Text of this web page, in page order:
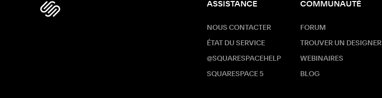
ASSISTANCE
NOUS CONTACTER
ÉTAT DU SERVICE
@SQUARESPACEHELP
SQUARESPACE 5
COMMUNAUTÉ
FORUM
TROUVER UN DESIGNER
WEBINAIRES
BLOG